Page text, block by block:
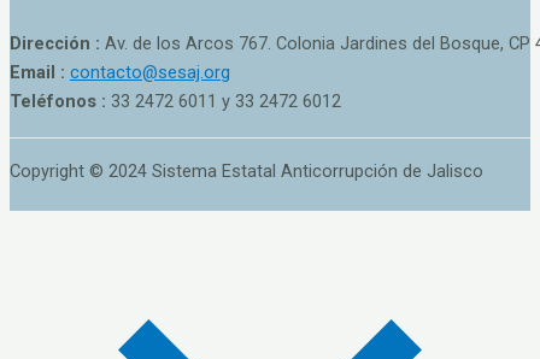
Dirección : Av. de los Arcos 767. Colonia Jardines del Bosque, CP
Email : contacto@sesaj.org
Teléfonos : 33 2472 6011 y 33 2472 6012
Copyright © 2024 Sistema Estatal Anticorrupción de Jalisco